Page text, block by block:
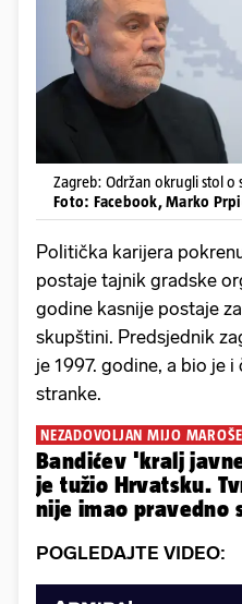
Zagreb: Održan okrugli stol o
Foto: Facebook, Marko
Politička karijera
postaje tajnik gradske
godine kasnije postaje
skupštini. Predsjednik
je 1997. godine, a bio je
stranke.
NEZADOVOLJAN MIJO
Bandićev 'kralj
je tužio Hrvatsku.
nije imao pravedno
POGLEDAJTE VIDEO: